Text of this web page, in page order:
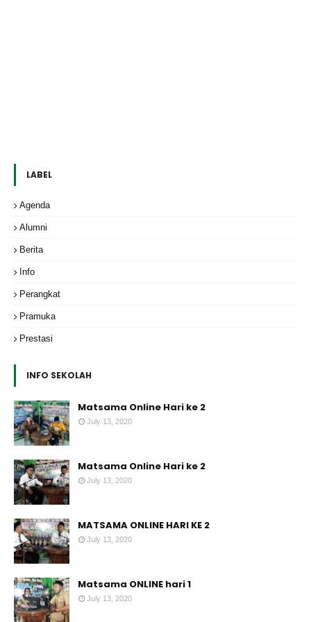
LABEL
Agenda
Alumni
Berita
Info
Perangkat
Pramuka
Prestasi
INFO SEKOLAH
Matsama Online Hari ke 2
July 13, 2020
Matsama Online Hari ke 2
July 13, 2020
MATSAMA ONLINE HARI KE 2
July 13, 2020
Matsama ONLINE hari 1
July 13, 2020